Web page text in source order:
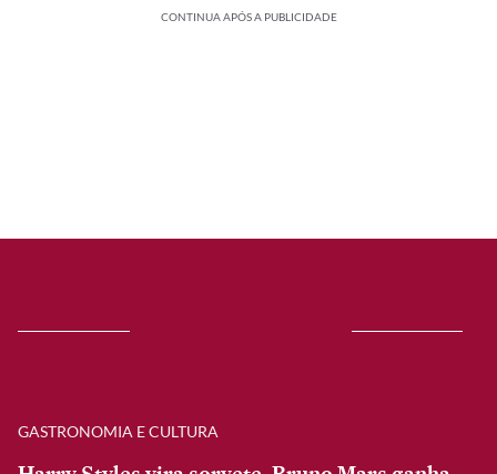
CONTINUA APÓS A PUBLICIDADE
GASTRONOMIA E CULTURA